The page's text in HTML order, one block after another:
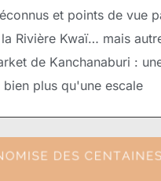
et points de vue
Rivière Kwaï… mais
de Kanchanaburi :
bien plus qu'une escale